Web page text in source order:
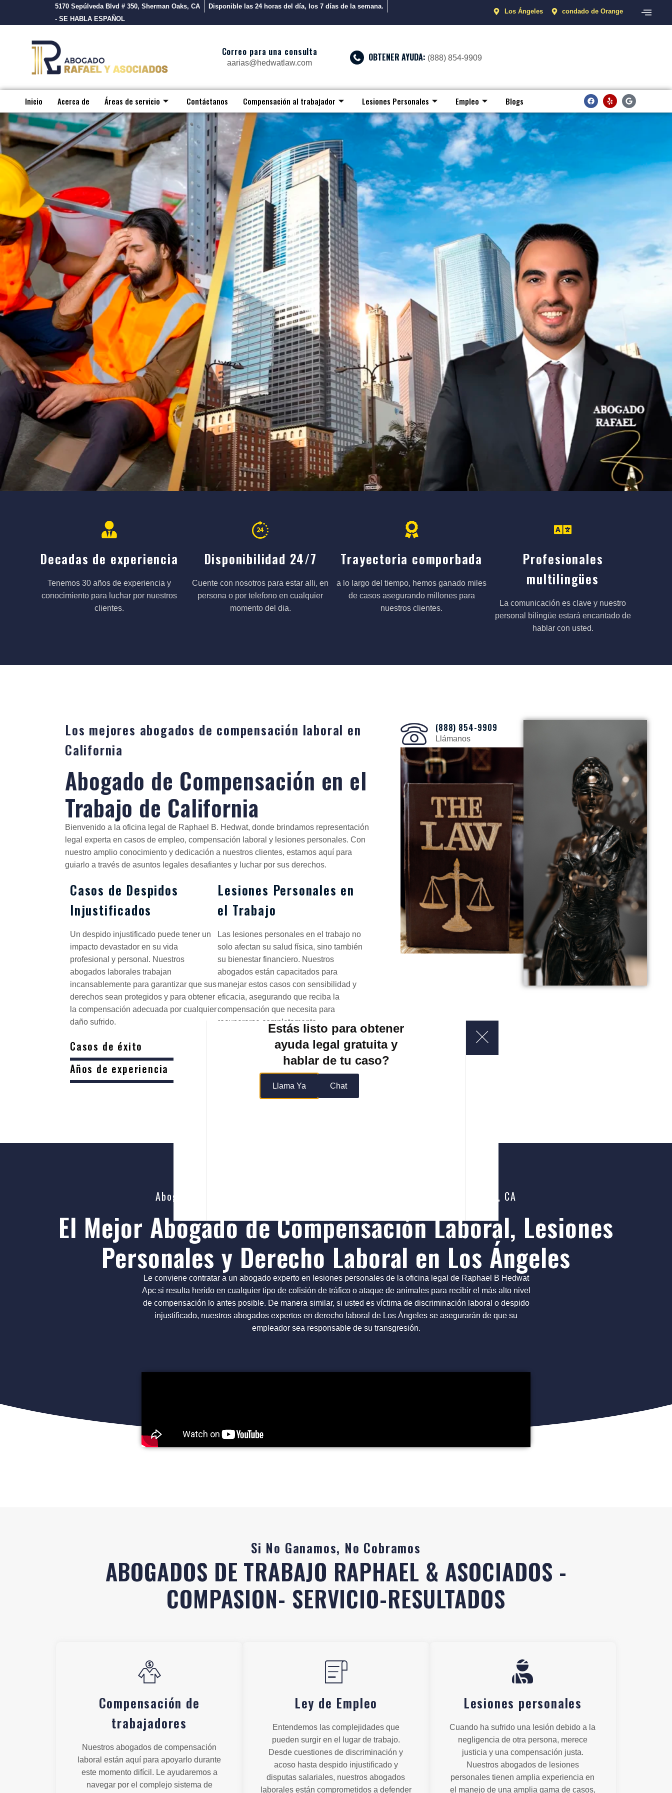
5170 Sepúlveda Blvd # 350, Sherman Oaks, CA
Disponible las 24 horas del día, los 7 días de la semana.
- SE HABLA ESPAÑOL
Los Ángeles condado de Orange
Correo para una consulta
aarias@hedwatlaw.com OBTENER AYUDA: (888) 854-9909
Inicio Acerca de Áreas de servicio Contáctanos Compensación al trabajador Lesiones Personales Empleo Blogs
Decadas de experiencia
Tenemos 30 años de experiencia y
conocimiento para luchar por nuestros
clientes.
Disponibilidad 24/7
Cuente con nosotros para estar alli, en
persona o por telefono en cualquier
momento del dia.
Trayectoria comporbada
a lo largo del tiempo, hemos ganado miles
de casos asegurando millones para
nuestros clientes.
Profesionales
multilingües
La comunicación es clave y nuestro
personal bilingüe estará encantado de
hablar con usted.
Los mejores abogados de compensación laboral en
California
Abogado de Compensación en el
Trabajo de California
Bienvenido a la oficina legal de Raphael B. Hedwat, donde brindamos representación
legal experta en casos de empleo, compensación laboral y lesiones personales. Con
nuestro amplio conocimiento y dedicación a nuestros clientes, estamos aquí para
guiarlo a través de asuntos legales desafiantes y luchar por sus derechos.
Casos de Despidos
Injustificados
Un despido injustificado puede tener un
impacto devastador en su vida
profesional y personal. Nuestros
abogados laborales trabajan
incansablemente para garantizar que sus
derechos sean protegidos y para obtener
la compensación adecuada por cualquier
daño sufrido.
Lesiones Personales en
el Trabajo
Las lesiones personales en el trabajo no
solo afectan su salud física, sino también
su bienestar financiero. Nuestros
abogados están capacitados para
manejar estos casos con sensibilidad y
eficacia, asegurando que reciba la
compensación que necesita para
recuperarse completamente.
Casos de éxito 90%
Años de experiencia 99%
(888) 854-9909
Llámanos
Abogado de Lesiones Personales en el Trabajo, Ubicados en Sherman Oaks, CA
El Mejor Abogado de Compensación Laboral, Lesiones
Personales y Derecho Laboral en Los Ángeles
Le conviene contratar a un abogado experto en lesiones personales de la oficina legal de Raphael B Hedwat
Apc si resulta herido en cualquier tipo de colisión de tráfico o ataque de animales para recibir el más alto nivel
de compensación lo antes posible. De manera similar, si usted es víctima de discriminación laboral o despido
injustificado, nuestros abogados expertos en derecho laboral de Los Ángeles se asegurarán de que su
empleador sea responsable de su transgresión.
Si No Ganamos, No Cobramos
ABOGADOS DE TRABAJO RAPHAEL & ASOCIADOS -
COMPASION- SERVICIO-RESULTADOS
Compensación de
trabajadores
Nuestros abogados de compensación
laboral están aquí para apoyarlo durante
este momento difícil. Le ayudaremos a
navegar por el complejo sistema de
Ley de Empleo
Entendemos las complejidades que
pueden surgir en el lugar de trabajo.
Desde cuestiones de discriminación y
acoso hasta despido injustificado y
disputas salariales, nuestros abogados
laborales están comprometidos a defender
Lesiones personales
Cuando ha sufrido una lesión debido a la
negligencia de otra persona, merece
justicia y una compensación justa.
Nuestros abogados de lesiones
personales tienen amplia experiencia en
el manejo de una amplia gama de casos,
Estás listo para obtener
ayuda legal gratuita y
hablar de tu caso?
Llama Ya Chat